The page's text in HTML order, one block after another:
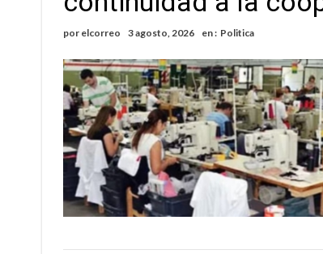
Comienza una mesa de lectura
por elcorreo 3 agosto, 2026 en : Politica